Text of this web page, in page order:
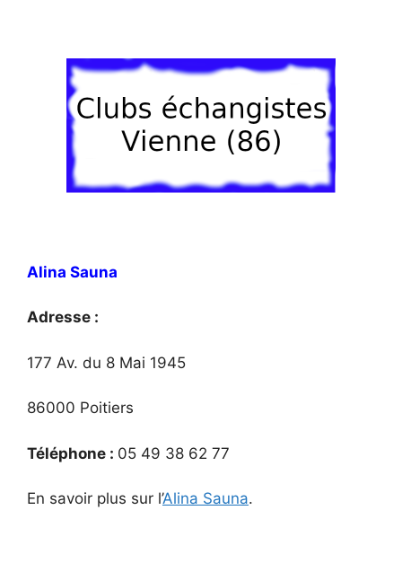
Alina Sauna
Adresse :
177 Av. du 8 Mai 1945
86000 Poitiers
Téléphone : 05 49 38 62 77
En savoir plus sur l’Alina Sauna.